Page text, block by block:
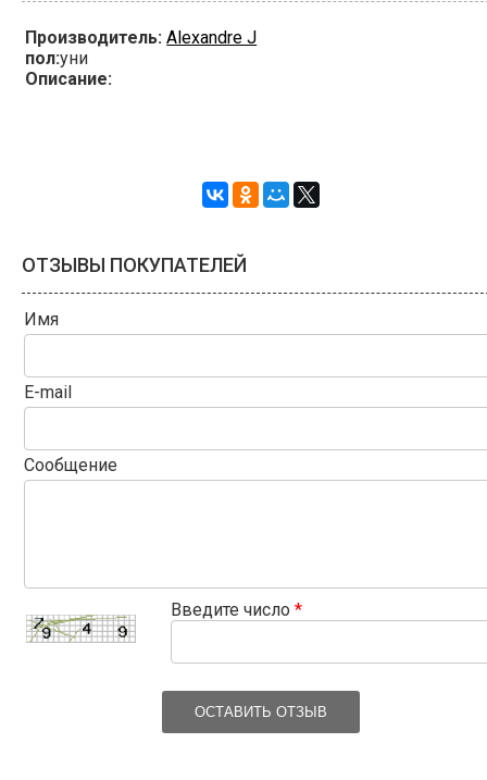
Производитель: Alexandre J
пол:уни
Описание:
ОТЗЫВЫ ПОКУПАТЕЛЕЙ
Имя
E-mail
Сообщение
Введите число *
ОСТАВИТЬ ОТЗЫВ